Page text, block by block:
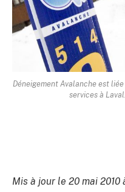
Déneigement Avalanche est
services à
Mis à jour le 20 mai 2010